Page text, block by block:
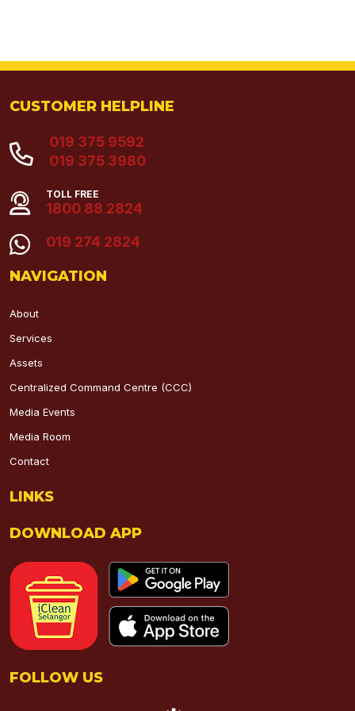
CUSTOMER HELPLINE
019 375 9592
019 375 3980
TOLL FREE
1800 88 2824
019 274 2824
NAVIGATION
About
Services
Assets
Centralized Command Centre (CCC)
Media Events
Media Room
Contact
LINKS
DOWNLOAD APP
FOLLOW US